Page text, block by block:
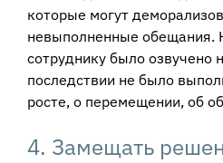
которые могут
невыполненные обещания.
сотруднику было озвучено
последствии не было
росте, о перемещении, об
4. Замещать